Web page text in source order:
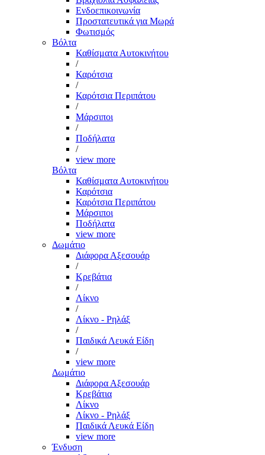
Ενδοεπικοινωνία
Προστατευτικά για Μωρά
Φωτισμός
Βόλτα
Καθίσματα Αυτοκινήτου
/
Καρότσια
/
Καρότσια Περιπάτου
/
Μάρσιποι
/
Ποδήλατα
/
view more
Βόλτα
Καθίσματα Αυτοκινήτου
Καρότσια
Καρότσια Περιπάτου
Μάρσιποι
Ποδήλατα
view more
Δωμάτιο
Διάφορα Αξεσουάρ
/
Κρεβάτια
/
Λίκνο
/
Λίκνο - Ρηλάξ
/
Παιδικά Λευκά Είδη
/
view more
Δωμάτιο
Διάφορα Αξεσουάρ
Κρεβάτια
Λίκνο
Λίκνο - Ρηλάξ
Παιδικά Λευκά Είδη
view more
Ένδυση